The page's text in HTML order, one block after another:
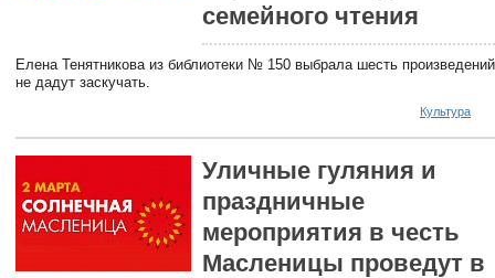
семейного чтения
Елена Тенятникова из библиотеки № 150 выбрала шесть
не дадут заскучать.
Культура
Уличные гуляния и
праздничные
мероприятия в честь
Масленицы проведут в